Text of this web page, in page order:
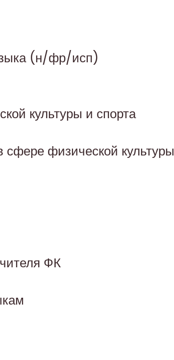
(н/фр/исп)
культуры и спорта
физической культуры
ФК